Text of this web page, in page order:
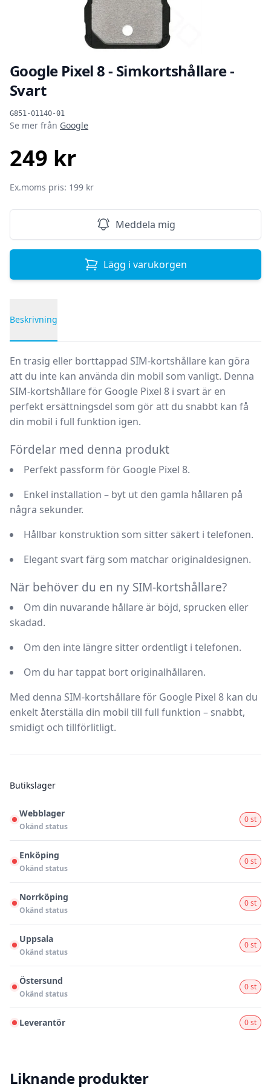
Google Pixel 8 - Simkortshållare -
Svart
G851-01140-01
Produktinformation
Se mer från Google
249 kr
Ex.moms pris: 199 kr
Meddela mig
Lägg i varukorgen
Beskrivning
En trasig eller borttappad SIM-kortshållare kan göra
att du inte kan använda din mobil som vanligt. Denna
SIM-kortshållare för Google Pixel 8 i svartär en
perfekt ersättningsdel som gör att du snabbt kan få
din mobil i full funktion igen.
Fördelar med denna produkt
Perfekt passform för Google Pixel 8.
Enkel installation – byt ut den gamla hållaren på
några sekunder.
Hållbar konstruktion som sitter säkert i telefonen.
Elegant svart färg som matchar originaldesignen.
När behöver du en ny SIM-kortshållare?
Om din nuvarande hållare är böjd, sprucken eller
skadad.
Om den inte längre sitter ordentligt i telefonen.
Om du har tappat bort originalhållaren.
Med denna SIM-kortshållare för Google Pixel 8 kan du
enkelt återställa din mobil till full funktion – snabbt,
smidigt och tillförlitligt.
Butikslager
Webblager
Okänd status
0 st
Enköping
Okänd status
0 st
Norrköping
Okänd status
0 st
Uppsala
Okänd status
0 st
Östersund
Okänd status
0 st
Leverantör 0 st
Liknande produkter